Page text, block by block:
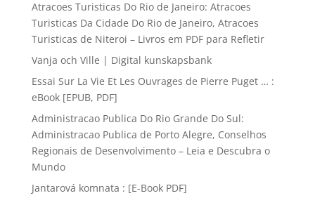
Atracoes Turisticas Do Rio de Janeiro: Atracoes
Turisticas Da Cidade Do Rio de Janeiro, Atracoes
Turisticas de Niteroi – Livros em PDF para Refletir
Vanja och Ville | Digital kunskapsbank
Essai Sur La Vie Et Les Ouvrages de Pierre Puget … :
eBook [EPUB, PDF]
Administracao Publica Do Rio Grande Do Sul:
Administracao Publica de Porto Alegre, Conselhos
Regionais de Desenvolvimento – Leia e Descubra o
Mundo
Jantarová komnata : [E-Book PDF]